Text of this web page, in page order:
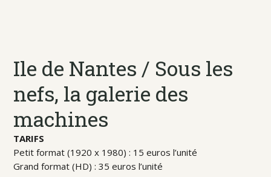
Ile de Nantes / Sous les
nefs, la galerie des
machines
TARIFS
Petit format (1920 x 1980) : 15 euros l’unité
Grand format (HD) : 35 euros l’unité